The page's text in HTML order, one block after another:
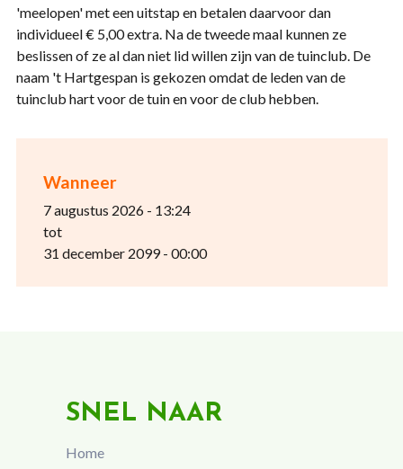
Wanneer
7 augustus 2026 - 13:24
tot
31 december 2099 - 00:00
'meelopen' met een uitstap en betalen daarvoor dan
individueel € 5,00 extra. Na de tweede maal kunnen ze
beslissen of ze al dan niet lid willen zijn van de tuinclub. De
naam 't Hartgespan is gekozen omdat de leden van de
tuinclub hart voor de tuin en voor de club hebben.
SNEL NAAR
Home